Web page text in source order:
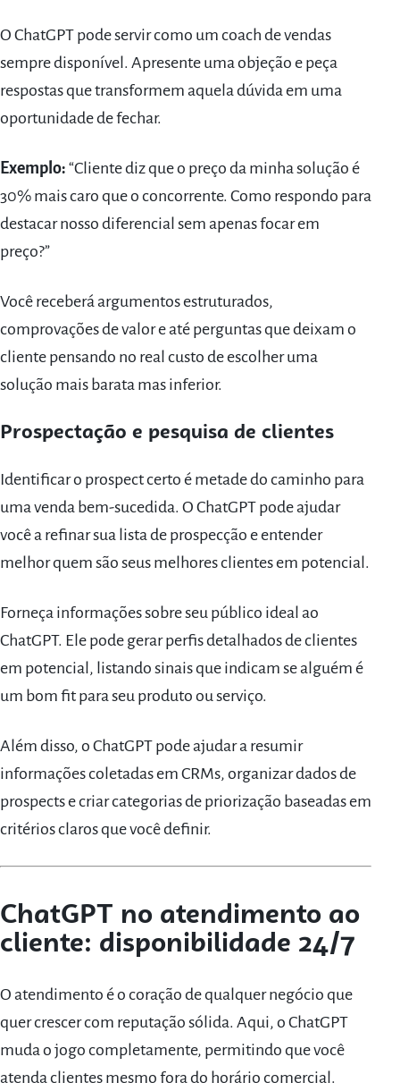
O ChatGPT pode servir como um coach de vendas
sempre disponível. Apresente uma objeção e peça
respostas que transformem aquela dúvida em uma
oportunidade de fechar.
Exemplo: “Cliente diz que o preço da minha solução é
30% mais caro que o concorrente. Como respondo para
destacar nosso diferencial sem apenas focar em
preço?”
Você receberá argumentos estruturados,
comprovações de valor e até perguntas que deixam o
cliente pensando no real custo de escolher uma
solução mais barata mas inferior.
Prospectação e pesquisa de clientes
Identificar o prospect certo é metade do caminho para
uma venda bem-sucedida. O ChatGPT pode ajudar
você a refinar sua lista de prospecção e entender
melhor quem são seus melhores clientes em potencial.
Forneça informações sobre seu público ideal ao
ChatGPT. Ele pode gerar perfis detalhados de clientes
em potencial, listando sinais que indicam se alguém é
um bom fit para seu produto ou serviço.
Além disso, o ChatGPT pode ajudar a resumir
informações coletadas em CRMs, organizar dados de
prospects e criar categorias de priorização baseadas em
critérios claros que você definir.
ChatGPT no atendimento ao
cliente: disponibilidade 24/7
O atendimento é o coração de qualquer negócio que
quer crescer com reputação sólida. Aqui, o ChatGPT
muda o jogo completamente, permitindo que você
atenda clientes mesmo fora do horário comercial.